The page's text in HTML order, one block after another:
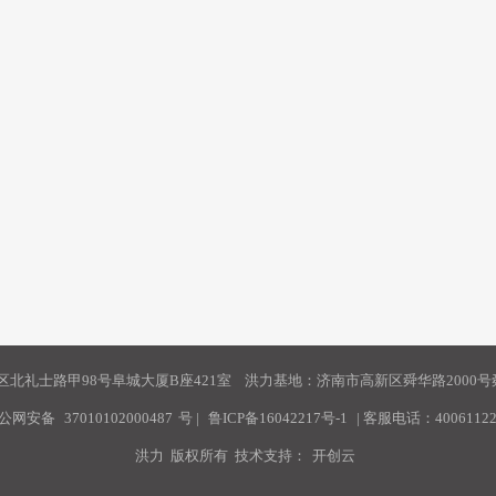
北礼士路甲98号阜城大厦B座421室 洪力基地：济南市高新区舜华路2000号
网安备 37010102000487 号 | 鲁ICP备16042217号-1 | 客服电话：
洪力 版权所有 技术支持： 开创云